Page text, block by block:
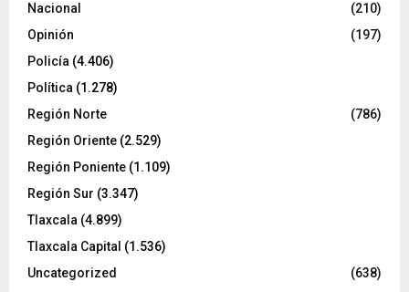
Nacional
(210)
Opinión
(197)
Policía (4.406)
Política (1.278)
Región Norte
(786)
Región Oriente (2.529)
Región Poniente (1.109)
Región Sur (3.347)
Tlaxcala (4.899)
Tlaxcala Capital (1.536)
Uncategorized
(638)